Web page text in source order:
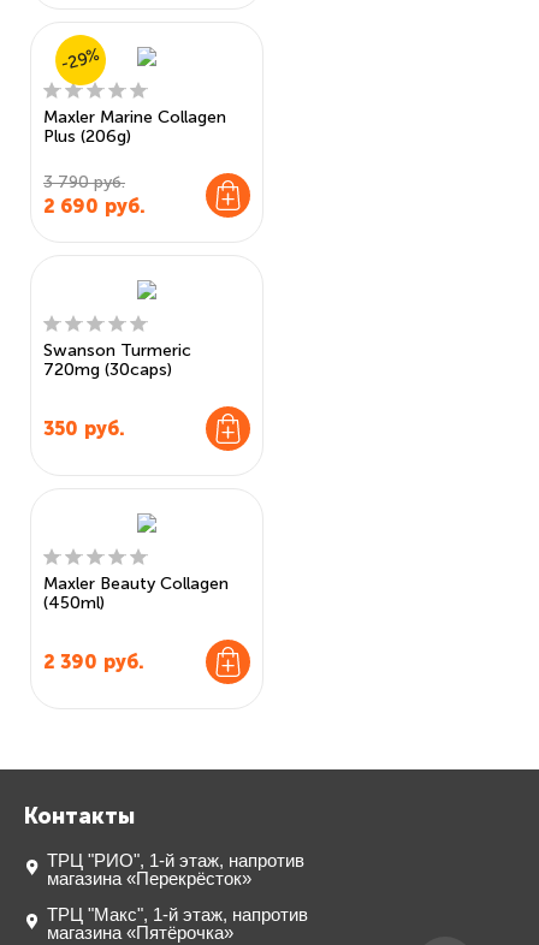
Maxler Marine Collagen
Plus (206g)
3 790 руб.
2 690 руб.
-29%
Swanson Turmeric
720mg (30caps)
350 руб.
Maxler Beauty Collagen
(450ml)
2 390 руб.
Контакты
ТРЦ "РИО", 1-й этаж, напротив
магазина «Перекрёсток»
ТРЦ "Макс", 1-й этаж, напротив
магазина «Пятёрочка»